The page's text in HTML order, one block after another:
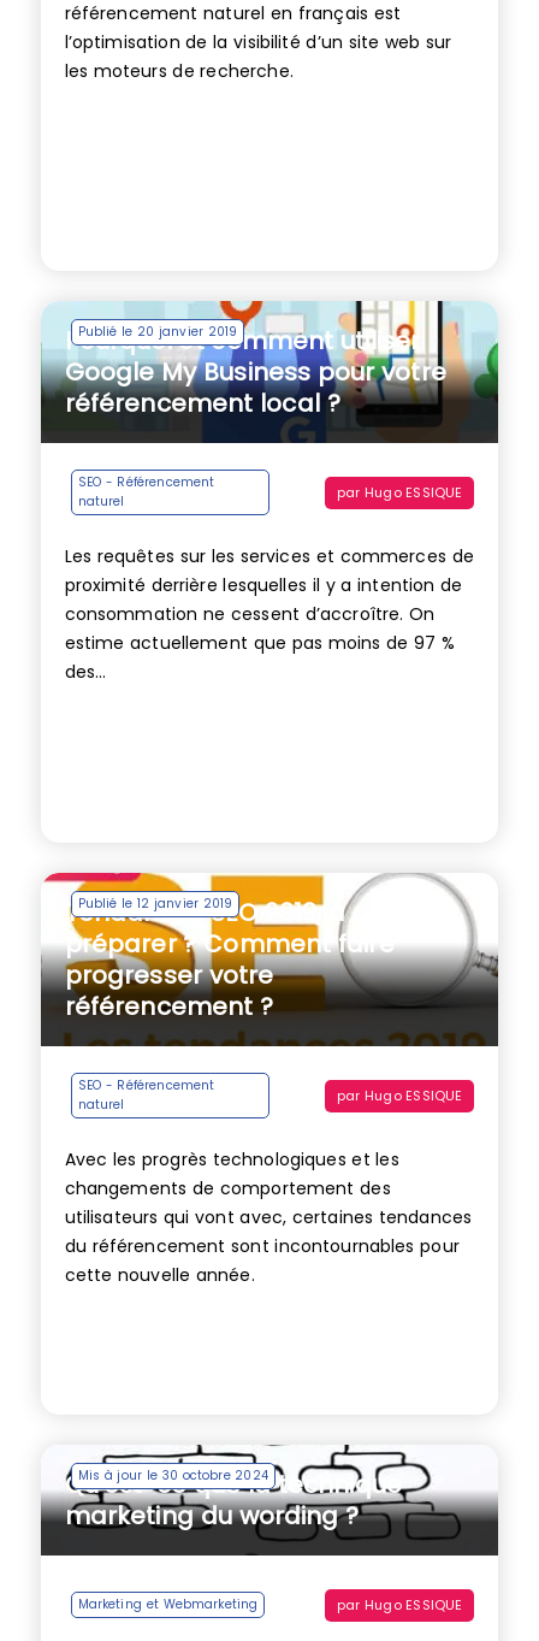
référencement naturel en français est
l’optimisation de la visibilité d’un site web sur
les moteurs de recherche.
Publié le 20 janvier 2019
Pourquoi et comment utiliser
Google My Business pour votre
référencement local ?
SEO - Référencement
naturel
par Hugo ESSIQUE
Les requêtes sur les services et commerces de
proximité derrière lesquelles il y a intention de
consommation ne cessent d’accroître. On
estime actuellement que pas moins de 97 %
des...
Publié le 12 janvier 2019
Tendances SEO 2019, à quoi se
préparer ? Comment faire
progresser votre
référencement ?
SEO - Référencement
naturel
par Hugo ESSIQUE
Avec les progrès technologiques et les
changements de comportement des
utilisateurs qui vont avec, certaines tendances
du référencement sont incontournables pour
cette nouvelle année.
Mis à jour le 30 octobre 2024
Qu’est-ce que la technique
marketing du wording ?
Marketing et Webmarketing par Hugo ESSIQUE